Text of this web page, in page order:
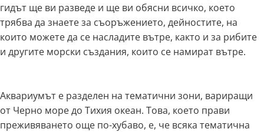
гидът ще ви разведе и ще ви обясни всичко, което
трябва да знаете за съоръжението, дейностите, на
които можете да се насладите вътре, както и за рибите
и другите морски създания, които се намират вътре.
Аквариумът е разделен на тематични зони, вариращи
от Черно море до Тихия океан. Това, което прави
преживяването още по-хубаво, е, че всяка тематична